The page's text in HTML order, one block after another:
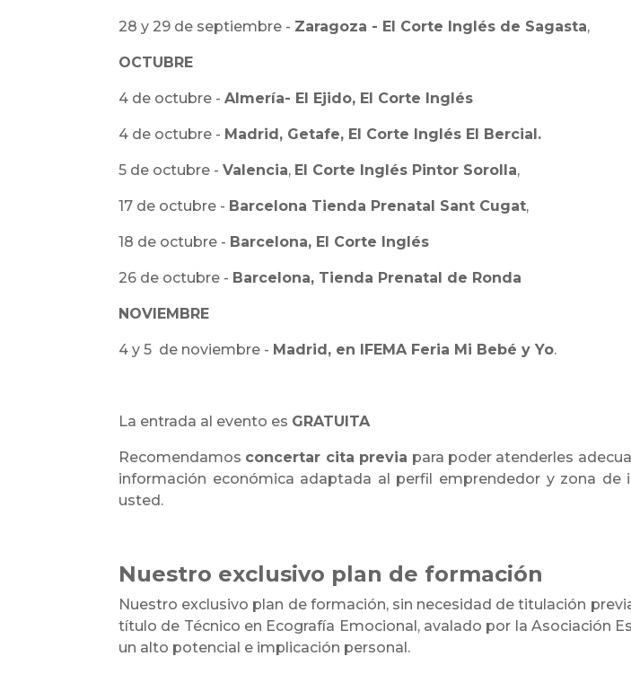
28 y 29 de septiembre - Zaragoza - El Corte Inglés de Sagasta,
OCTUBRE
4 de octubre - Almería- El Ejido, El Corte Inglés
4 de octubre - Madrid, Getafe, El Corte Inglés El Bercial.
5 de octubre - Valencia, El Corte Inglés Pintor Sorolla,
17 de octubre - Barcelona Tienda Prenatal Sant Cugat,
18 de octubre - Barcelona, El Corte Inglés
26 de octubre - Barcelona, Tienda Prenatal de Ronda
NOVIEMBRE
4 y 5 de noviembre - Madrid, en IFEMA Feria Mi Bebé y Yo.
La entrada al evento es GRATUITA
Recomendamos concertar cita previa para poder atenderles
información económica adaptada al perfil emprendedor y zona
usted.
Nuestro exclusivo plan de formación
Nuestro exclusivo plan de formación, sin necesidad de titulación
título de Técnico en Ecografía Emocional, avalado por la Asociación
un alto potencial e implicación personal.